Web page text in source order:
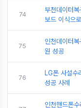
74
부천데이터
보드 이식으
75
인천데이터
원 성공
76
LG폰 사설
성공 사례
인천핸드폰